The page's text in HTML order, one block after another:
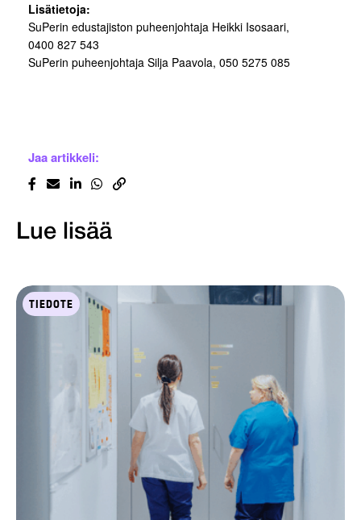
Lisätietoja:
SuPerin edustajiston puheenjohtaja Heikki Isosaari,
0400 827 543
SuPerin puheenjohtaja Silja Paavola, 050 5275 085
Jaa artikkeli:
Lue lisää
TIEDOTE